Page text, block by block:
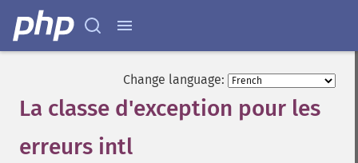
Change language:
La classe d'exception pour les
erreurs intl